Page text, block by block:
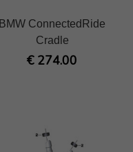
BMW ConnectedRide
Cradle
€ 274.00